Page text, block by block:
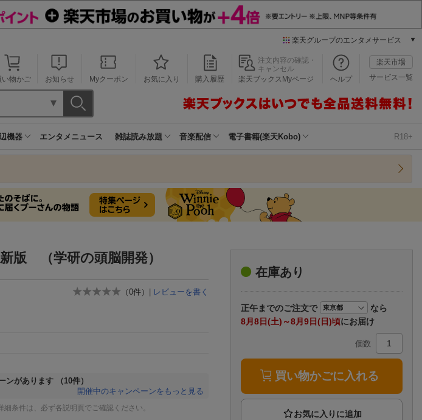
楽天グループのエンタメサービス
本/ゲーム/CD/DVD
楽天ブックス
楽天Kobo
エンタメニュース
推し楽
い物かご お知らせ Myクーポン お気に入り 購入履歴
注文内容の確認・
キャンセル
楽天ブックスMyページ
ヘルプ
楽天市場
サービス一覧
機器 エンタメニュース 雑誌読み放題 音楽配信 電子書籍(楽天Kobo) R18+
（学研の頭脳開発）
（0件） | レビューを書く
ンがあります
（10件）
開催中のキャンペーンをもっと見る
条件は、必ず各説明頁でご確認ください。
在庫あり
正午までのご注文で
なら
8月8日(土)～8月9日(日)頃にお届け
個数
買い物かごに入れる